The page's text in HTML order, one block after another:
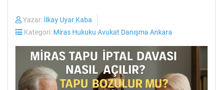
Yazar: İlkay Uyar Kaba
Kategori: Miras Hukuku Avukat Danışma Ankara